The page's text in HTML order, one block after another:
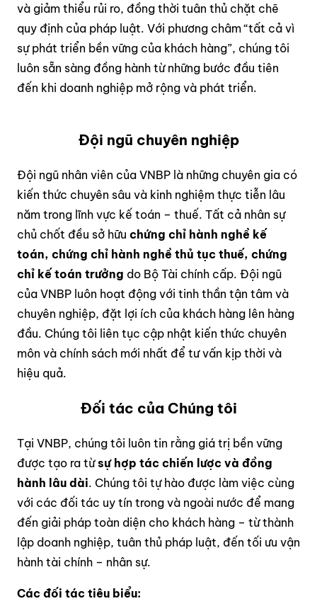
và giảm thiểu rủi ro, đồng thời tuân thủ chặt chẽ
quy định của pháp luật. Với phương châm “tất cả vì
sự phát triển bền vững của khách hàng”, chúng tôi
luôn sẵn sàng đồng hành từ những bước đầu tiên
đến khi doanh nghiệp mở rộng và phát triển.
Đội ngũ chuyên nghiệp
Đội ngũ nhân viên của VNBP là những chuyên gia có
kiến thức chuyên sâu và kinh nghiệm thực tiễn lâu
năm trong lĩnh vực kế toán – thuế. Tất cả nhân sự
chủ chốt đều sở hữu chứng chỉ hành nghề kế
toán, chứng chỉ hành nghề thủ tục thuế, chứng
chỉ kế toán trưởng do Bộ Tài chính cấp. Đội ngũ
của VNBP luôn hoạt động với tinh thần tận tâm và
chuyên nghiệp, đặt lợi ích của khách hàng lên hàng
đầu. Chúng tôi liên tục cập nhật kiến thức chuyên
môn và chính sách mới nhất để tư vấn kịp thời và
hiệu quả.
Đối tác của Chúng tôi
Tại VNBP, chúng tôi luôn tin rằng giá trị bền vững
được tạo ra từsự hợp tác chiến lược và đồng
hành lâu dài. Chúng tôi tự hào được làm việc cùng
với các đối tác uy tín trong và ngoài nước để mang
đến giải pháp toàn diện cho khách hàng – từ thành
lập doanh nghiệp, tuân thủ pháp luật, đến tối ưu vận
hành tài chính – nhân sự.
Các đối tác tiêu biểu: